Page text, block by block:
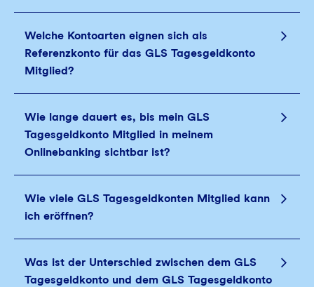
Welche Kontoarten eignen sich als
Referenzkonto für das GLS Tagesgeldkonto
Mitglied?
Wie lange dauert es, bis mein GLS
Tagesgeldkonto Mitglied in meinem
Onlinebanking sichtbar ist?
Wie viele GLS Tagesgeldkonten Mitglied kann
ich eröffnen?
Was ist der Unterschied zwischen dem GLS
Tagesgeldkonto und dem GLS Tagesgeldkonto